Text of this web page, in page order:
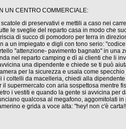
UN CENTRO COMMERCIALE:
di preservativi e mettili a caso nei
le sveglie del reparto casa in modo che
di succo di pomodoro per terra in
a un impiegato e digli con tono serio:
"attenzione- pavimento bagnato" in una
nel reparto camping e dì ai clienti che li
una dipendente e chiede se ti può
per la sicurezza e usala come
i coltelli da macelleria, chiedi alla
il supermercato con aria sospettosa mentre
i vestiti e quando la gente si avvicina per
qualcosa al megafono, aggomitolati
e grida a voce alta: "hey! non c'è